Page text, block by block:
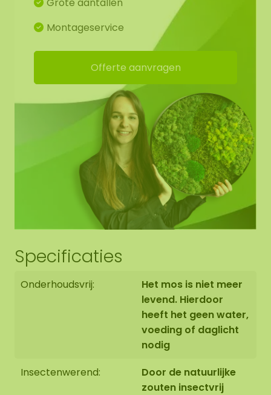
moscirkels met stalen rand erg goed staan in een
industrieel interieur? De zachte, natuurlijke
uitstraling van het mos geeft een mooie aanvulling
op de vaak ‘harde’ toegepaste materialen zoals
beton, staal en glas.
De moscirkels zorgen voor een unieke groene
sfeer, wat uitermate geschikt is om toe te passen
(leef)keukens/ontvangstruimtes/kantoorruimtes/
of boven de bank bij u thuis.
Eigenschappen moscirkel
Het toegepaste mos is een 100% natuur product
eigenschappen en voordelen zijn; hoge
akoestische demping, brandvertragend
(geïmpregneerd), zeer kleur vast, geen daglicht
nodig, vuil afstotend (antistatisch) en omdat het
mos niet meer leeft heeft het geen onderhoud
nodig zoals water geven, snoeien of bemesten. De
moscreaties zijn mooi en zacht om aan te raken
en hebben een grote aantrekkingskracht. Onze
mossen zijn van de hoogste kwaliteit wat zorgt
voor een zéér lange levensduur (10-20 jaar).
Montageservice
Offerte aanvragen
Specificaties
Onderhoudsvrij:
Het mos is niet meer
levend. Hierdoor
heeft het geen water,
voeding of daglicht
nodig
Insectenwerend:
Door de natuurlijke
zouten insectvrij